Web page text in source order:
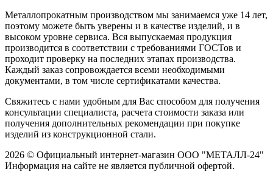
Металлопрокатным производством мы занимаемся уже 14 лет,
поэтому можете быть уверены и в качестве изделий, и в
высоком уровне сервиса. Вся выпускаемая продукция
производится в соответствии с требованиями ГОСТов и
проходит проверку на последних этапах производства.
Каждый заказ сопровождается всеми необходимыми
документами, в том числе сертификатами качества.
Свяжитесь с нами удобным для Вас способом для получения
консультации специалиста, расчета стоимости заказа или
получения дополнительных рекомендации при покупке
изделий из конструкционной стали.
2026 © Официальный интернет-магазин ООО "МЕТАЛЛ-24"
Информация на сайте не является публичной офертой.